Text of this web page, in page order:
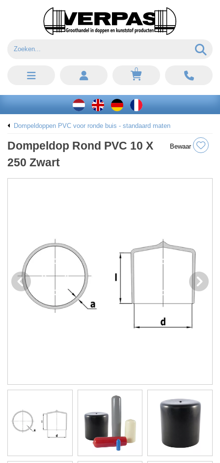
0
Dompeldoppen PVC voor ronde buis - standaard maten
Dompeldop Rond PVC 10 X
250 Zwart
Bewaar